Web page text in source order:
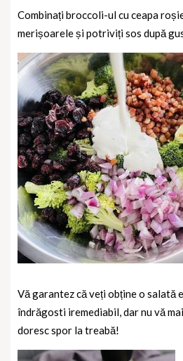
Combinați broccoli-ul cu ceapa
merișoarele și potriviți sos după
Vă garantez că veți obține o salată
îndrăgosti iremediabil, dar nu vă
doresc spor la treabă!